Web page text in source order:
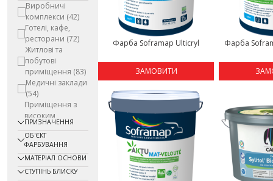
Виробничі
комплекси (42)
Готелі, кафе,
ресторани (72)
Житлові та
побутові
приміщення (83)
Медичні заклади
(54)
Приміщення з
високим
експлуатаційним
навантаженням
(62)
Приміщення
загального
ПРИЗНАЧЕННЯ
ОБ'ЄКТ
ФАРБУВАННЯ
МАТЕРІАЛ ОСНОВИ
СТУПІНЬ БЛИСКУ
Фарба Soframap Ulticryl
ЗАМОВИТИ
Фарба